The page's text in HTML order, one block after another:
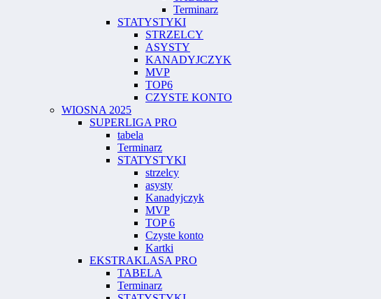
Terminarz
STATYSTYKI
STRZELCY
ASYSTY
KANADYJCZYK
MVP
TOP6
CZYSTE KONTO
WIOSNA 2025
SUPERLIGA PRO
tabela
Terminarz
STATYSTYKI
strzelcy
asysty
Kanadyjczyk
MVP
TOP 6
Czyste konto
Kartki
EKSTRAKLASA PRO
TABELA
Terminarz